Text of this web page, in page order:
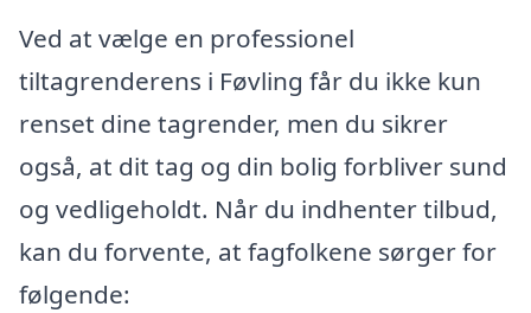
Ved at vælge en professionel
tiltagrenderens i Føvling får du ikke kun
renset dine tagrender, men du sikrer
også, at dit tag og din bolig forbliver sund
og vedligeholdt. Når du indhenter tilbud,
kan du forvente, at fagfolkene sørger for
følgende: